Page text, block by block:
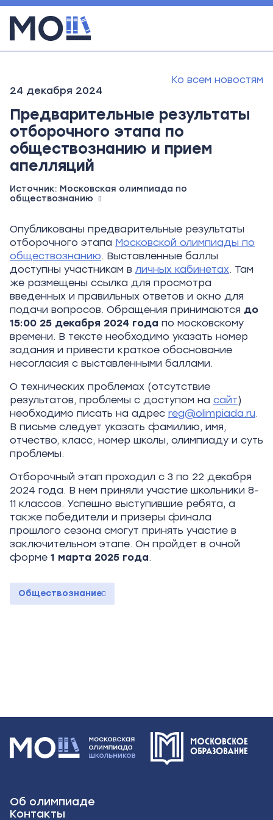
24 декабря 2024
Ко всем новостям
Предварительные результаты
отборочного этапа по
обществознанию и прием
апелляций
Источник: Московская олимпиада по
обществознанию
Опубликованы предварительные результаты
отборочного этапа Московской олимпиады по
обществознанию. Выставленные баллы
доступны участникам в личных кабинетах. Там
же размещены ссылка для просмотра
введенных и правильных ответов и окно для
подачи вопросов. Обращения принимаются до
15:00 25 декабря 2024 года по московскому
времени. В тексте необходимо указать номер
задания и привести краткое обоснование
несогласия с выставленными баллами.
О технических проблемах (отсутствие
результатов, проблемы с доступом на сайт)
необходимо писать на адрес reg@olimpiada.ru.
В письме следует указать фамилию, имя,
отчество, класс, номер школы, олимпиаду и суть
проблемы.
Отборочный этап проходил с 3 по 22 декабря
2024 года. В нем приняли участие школьники 8-
11 классов. Успешно выступившие ребята, а
также победители и призеры финала
прошлого сезона смогут принять участие в
заключительном этапе. Он пройдет в очной
форме 1 марта 2025 года.
Обществознание
Об олимпиаде
Контакты